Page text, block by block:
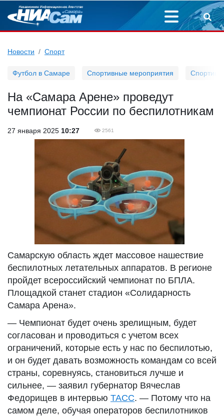
Новости Спорт
Футбол в Самаре Спортивные мероприятия
На «Самара Арене» проведут
чемпионат России по беспилотникам
27 января 2025 10:27 2561
Самарскую область ждет массовое нашествие
беспилотных летательных аппаратов. В регионе
пройдет всероссийский чемпионат по БПЛА.
Площадкой станет стадион «Солидарность
Самара Арена».
— Чемпионат будет очень зрелищным, будет
согласован и проводиться с учетом всех
ограничений, которые есть у нас по беспилотью,
и он будет давать возможность командам со всей
страны, соревнуясь, становиться лучше и
сильнее, — заявил губернатор Вячеслав
Федорищев в интервью ТАСС. — Потому что на
самом деле, обучая операторов беспилотников